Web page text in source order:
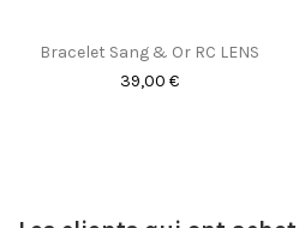
Bracelet Sang & Or RC LENS
39,00 €